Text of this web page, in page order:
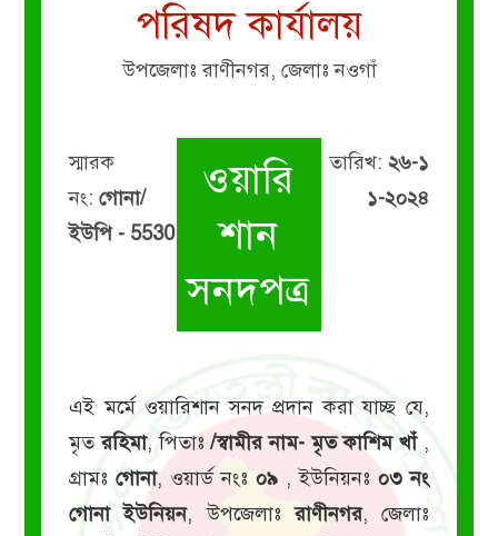
পরিষদ কার্যালয়
উপজেলাঃ রাণীনগর, জেলাঃ নওগাঁ
স্মারক
নং:গোনা/
ইউপি - 5530
ওয়ারি
শান
সনদপত্র
তারিখ: ২৬-১
১-২০২৪
এই মর্মে ওয়ারিশান সনদ প্রদান করা যাচ্ছ যে,
মৃতরহিমা, পিতাঃ/স্বামীর নাম- মৃত কাশিম খাঁ,
গ্রামঃগোনা, ওয়ার্ড নংঃ০৯ , ইউনিয়নঃ ০৩ নং
গোনা ইউনিয়ন, উপজেলাঃরাণীনগর, জেলাঃ